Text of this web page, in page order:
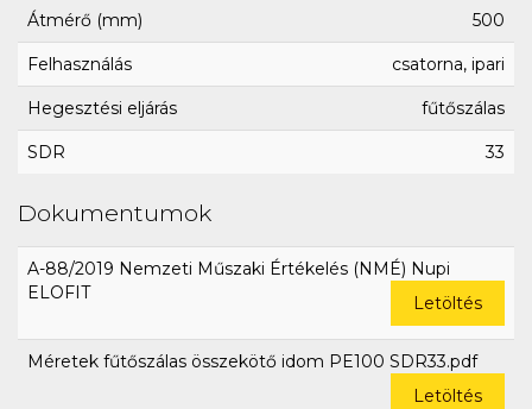
Átmérő (mm) 500
Felhasználás csatorna, ipari
Hegesztési eljárás fűtőszálas
SDR 33
Dokumentumok
A-88/2019 Nemzeti Műszaki Értékelés (NMÉ) Nupi
ELOFIT
Letöltés
Méretek fűtőszálas összekötő idom PE100 SDR33.pdf
Letöltés